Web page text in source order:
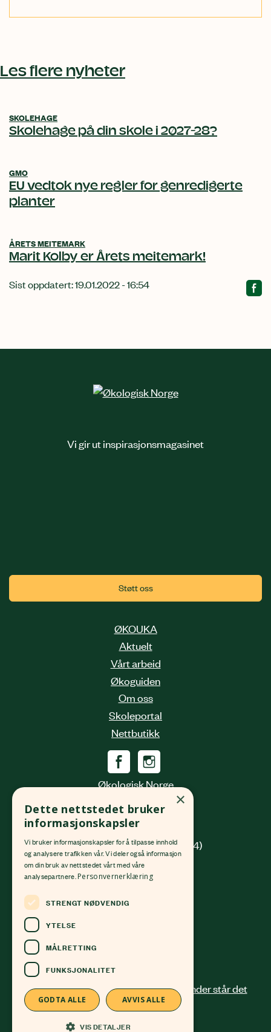
innhold
Les flere nyheter
SKOLEHAGE
Skolehage på din skole i 2027-28?
GMO
EU vedtok nye regler for genredigerte
planter
ÅRETS MEITEMARK
Marit Kolby er Årets meitemark!
Sist oppdatert: 19.01.2022 - 16:54
Vi gir ut inspirasjonsmagasinet
Støtt oss
ØKOUKA
Aktuelt
Vårt arbeid
Økoguiden
Om oss
Skoleportal
Nettbutikk
Økologisk Norge
0190 Oslo
(innkjøring fra Platous gate 14)
Org. nr.982 512 069
4213 58 81168
24 12 41 00
×
Dette nettstedet bruker
informasjonskapsler
Vi bruker informasjonskapsler for å tilpasse innhold
og analysere trafikken vår. Vi deler også informasjon
om din bruk av nettstedet vårt med våre
analysepartnere.Personvernerklæring
STRENGT NØDVENDIG
YTELSE
MÅLRETTING
FUNKSJONALITET
GODTA ALLE AVVIS ALLE
VIS DETALJER